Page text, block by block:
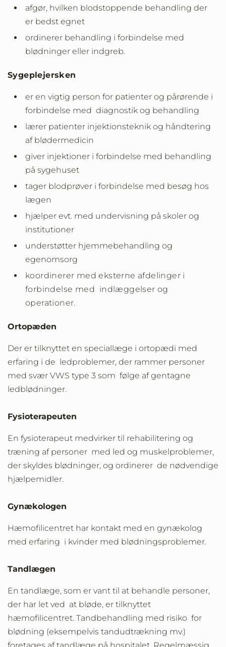
afgør, hvilken blodstoppende behandling der
er bedst egnet
ordinerer behandling i forbindelse med
blødninger eller indgreb.
Sygeplejersken
er en vigtig person for patienter og pårørende i
forbindelse med diagnostik og behandling
lærer patienter injektionsteknik og håndtering
af blødermedicin
giver injektioner i forbindelse med behandling
på sygehuset
tager blodprøver i forbindelse med besøg hos
lægen
hjælper evt. med undervisning på skoler og
institutioner
understøtter hjemmebehandling og
egenomsorg
koordinerer med eksterne afdelinger i
forbindelse med indlæggelser og
operationer.
Ortopæden
Der er tilknyttet en speciallæge i ortopædi med
erfaring i de ledproblemer, der rammer personer
med svær VWS type 3 som følge af gentagne
ledblødninger.
Fysioterapeuten
En fysioterapeut medvirker til rehabilitering og
træning af personer med led og muskelproblemer,
der skyldes blødninger, og ordinerer de nødvendige
hjælpemidler.
Gynækologen
Hæmofilicentret har kontakt med en gynækolog
med erfaring i kvinder med blødningsproblemer.
Tandlægen
En tandlæge, som er vant til at behandle personer,
der har let ved at bløde, er tilknyttet
hæmofilicentret. Tandbehandling med risiko for
blødning (eksempelvis tandudtrækning mv.)